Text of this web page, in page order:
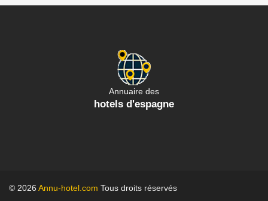
Annuaire des
hotels d'espagne
© 2026 Annu-hotel.com Tous droits réservés